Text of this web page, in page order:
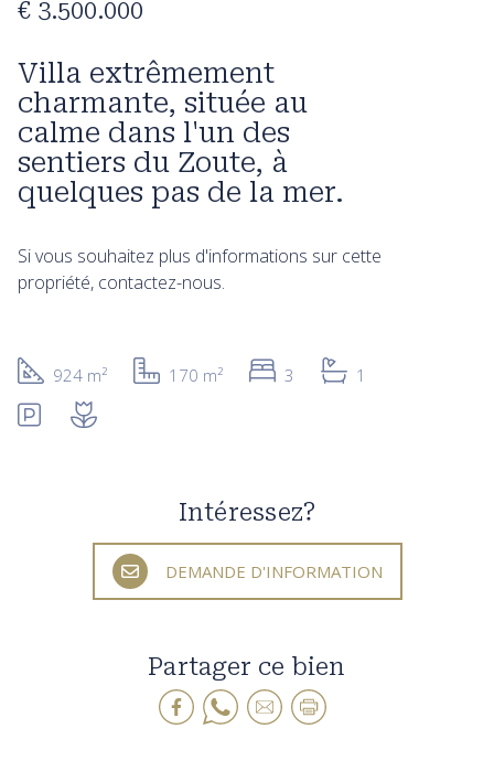
Villa extrêmement
charmante, située au
calme dans l'un des
sentiers du Zoute, à
quelques pas de la mer.
€ 3.500.000
Si vous souhaitez plus d'informations sur cette
propriété, contactez-nous.
924 m² 170 m² 3 1
Intéressez?
DEMANDE D'INFORMATION
Partager ce bien